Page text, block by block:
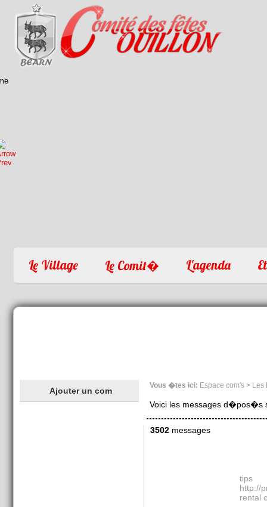
Le Village Le Comit� L'agenda
Vous �tes ici: Espace com's > Les
Voici les messages d�pos�s
3502messages
tips
http://
rental
Ajouter un com